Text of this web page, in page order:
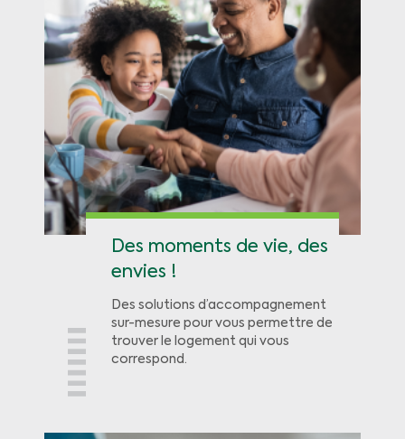
Des moments de vie, des
envies !
Des solutions d’accompagnement
sur-mesure pour vous permettre de
trouver le logement qui vous
correspond.